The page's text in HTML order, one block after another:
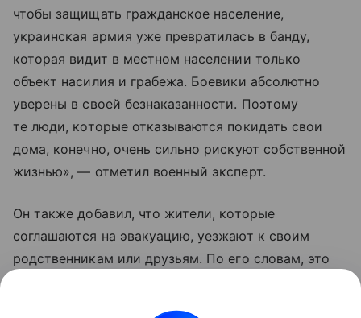
чтобы защищать гражданское население,
украинская армия уже превратилась в банду,
которая видит в местном населении только
объект насилия и грабежа. Боевики абсолютно
уверены в своей безнаказанности. Поэтому
те люди, которые отказываются покидать свои
дома, конечно, очень сильно рискуют собственной
жизнью», — отметил военный эксперт.
Он также добавил, что жители, которые
соглашаются на эвакуацию, уезжают к своим
родственникам или друзьям. По его словам, это